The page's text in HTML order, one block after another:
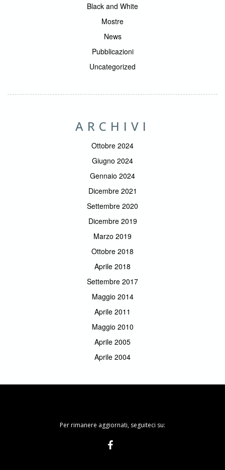
Black and White
Mostre
News
Pubblicazioni
Uncategorized
ARCHIVI
Ottobre 2024
Giugno 2024
Gennaio 2024
Dicembre 2021
Settembre 2020
Dicembre 2019
Marzo 2019
Ottobre 2018
Aprile 2018
Settembre 2017
Maggio 2014
Aprile 2011
Maggio 2010
Aprile 2005
Aprile 2004
Per rimanere aggiornati, seguiteci su: